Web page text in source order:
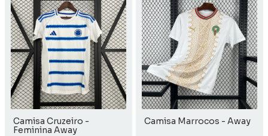
Camisa Cruzeiro -
Feminina Away
Camisa Marrocos - Away